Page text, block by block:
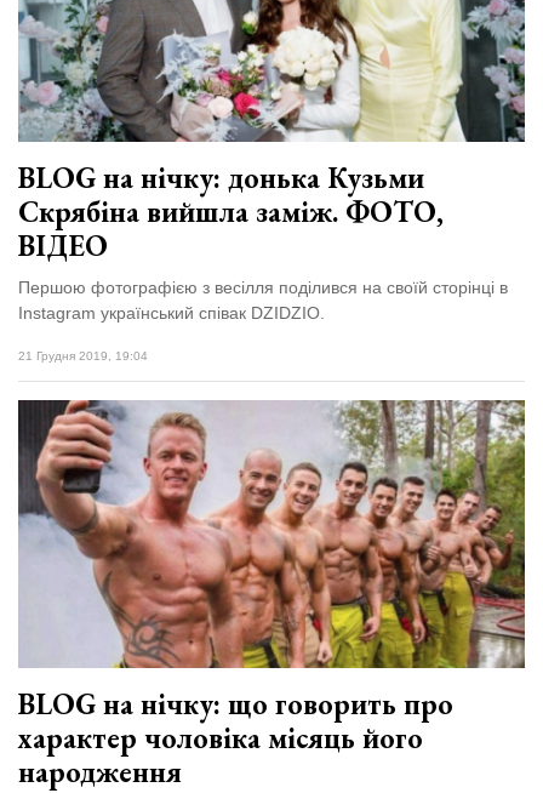
BLOG на нічку: донька Кузьми
Скрябіна вийшла заміж. ФОТО,
ВІДЕО
Першою фотографією з весілля поділився на своїй сторінці в
Instagram український співак DZIDZIO.
21 Грудня 2019, 19:04
BLOG на нічку: що говорить про
характер чоловіка місяць його
народження